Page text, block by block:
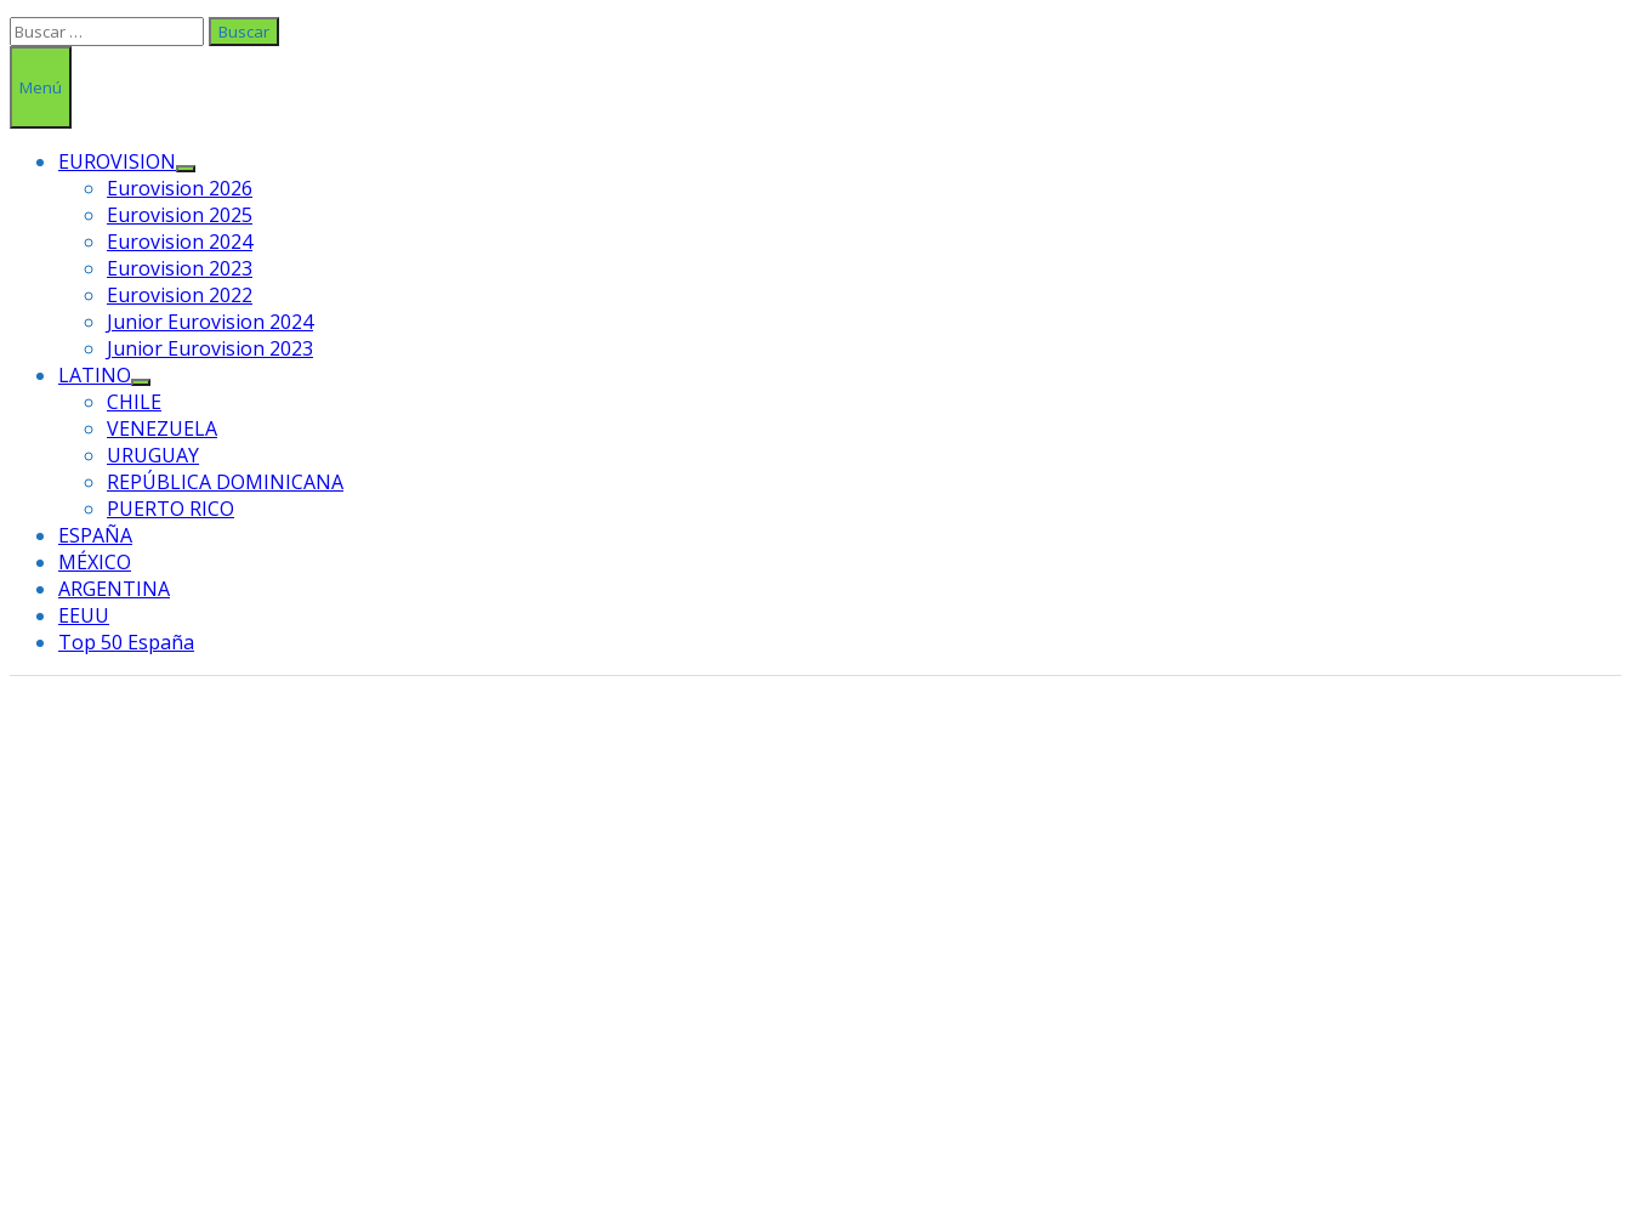
Buscar:
Menú
EUROVISION
Mostrar
el
submenú
Eurovision 2026
Eurovision 2025
Eurovision 2024
Eurovision 2023
Eurovision 2022
Junior Eurovision 2024
Junior Eurovision 2023
LATINO
Mostrar
el
submenú
CHILE
VENEZUELA
URUGUAY
REPÚBLICA DOMINICANA
PUERTO RICO
ESPAÑA
MÉXICO
ARGENTINA
EEUU
Top 50 España